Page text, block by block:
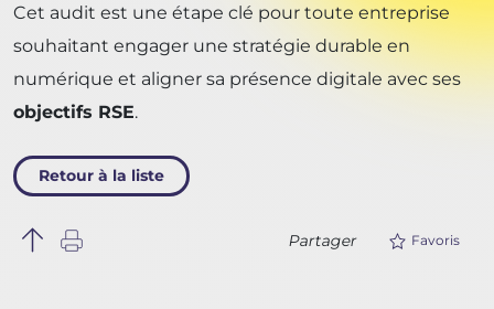
Cet audit est une étape clé pour toute entreprise
souhaitant engager une stratégie durable en
numérique et aligner sa présence digitale avec ses
objectifs RSE.
Retour à la liste
Partager Favoris